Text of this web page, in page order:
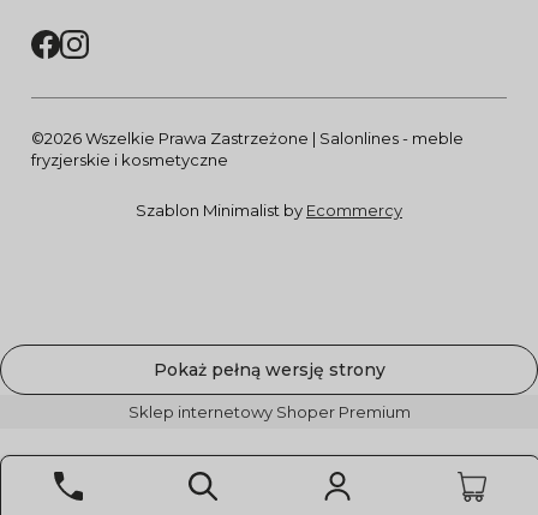
©2026 Wszelkie Prawa Zastrzeżone | Salonlines - meble
fryzjerskie i kosmetyczne
Szablon Minimalist by Ecommercy
Pokaż pełną wersję strony
Sklep internetowy Shoper Premium